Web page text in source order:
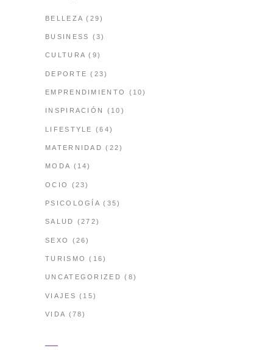
BELLEZA (29)
BUSINESS (3)
CULTURA (9)
DEPORTE (23)
EMPRENDIMIENTO (10)
INSPIRACIÓN (10)
LIFESTYLE (64)
MATERNIDAD (22)
MODA (14)
OCIO (23)
PSICOLOGÍA (35)
SALUD (272)
SEXO (26)
TURISMO (16)
UNCATEGORIZED (8)
VIAJES (15)
VIDA (78)